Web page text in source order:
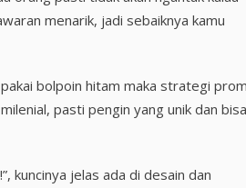
menarik, jadi sebaiknya kamu
bolpoin hitam maka strategi
pasti pengin yang unik dan
kuncinya jelas ada di desain dan